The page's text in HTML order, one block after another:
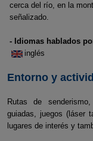
cerca del río, en la
señalizado.
- Idiomas hablados
inglés
Entorno y
Rutas de
guiadas, juegos (láser
lugares de interés y